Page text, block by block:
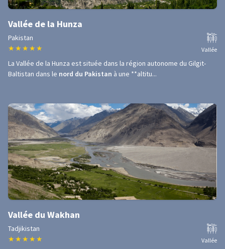
Vallée de la Hunza
Pakistan
★ ★ ★ ★ ★ Vallée
La Vallée de la Hunza est située dans la région autonome du Gilgit-
Baltistan dans le nord du Pakistan à une **altitu...
Vallée du Wakhan
Tadjikistan
★ ★ ★ ★ ★ Vallée